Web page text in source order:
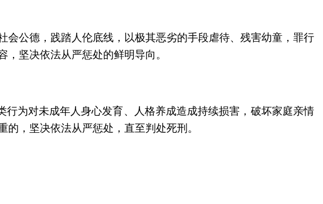
公德，践踏人伦底线，以极其恶劣的手段虐待、残害幼童，罪行
坚决依法从严惩处的鲜明导向。
为对未成年人身心发育、人格养成造成持续损害，破坏家庭亲情
，坚决依法从严惩处，直至判处死刑。